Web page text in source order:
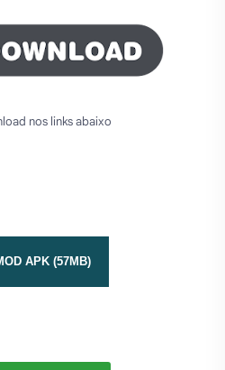
nos links abaixo
APK (57MB)